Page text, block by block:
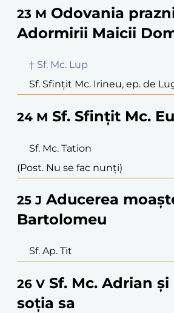
23 M Odovania
Adormirii Maicii
† Sf. Mc. Lup
Sf. Sfințit Mc. Irineu, ep. de
24 M Sf. Sfințit Mc.
Sf. Mc. Tation
(Post. Nu se fac nunți)
25 J Aducerea
Bartolomeu
Sf. Ap. Tit
26 V Sf. Mc. Adrian
soția sa